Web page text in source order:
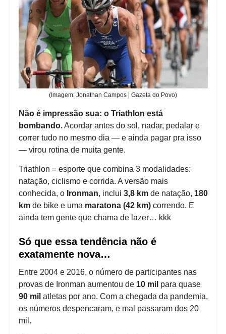
(Imagem: Jonathan Campos | Gazeta do Povo)
Não é impressão sua: o Triathlon está
bombando.Acordar antes do sol, nadar, pedalar e
correr tudo no mesmo dia — e ainda pagar pra isso
— virou rotina de muita gente.
Triathlon = esporte que combina 3 modalidades:
natação, ciclismo e corrida. A versão mais
conhecida, o Ironman, inclui 3,8 km de natação, 180
km de bike e uma maratona (42 km) correndo. E
ainda tem gente que chama de lazer… kkk
Só que essa tendência não é
exatamente nova…
Entre 2004 e 2016, o número de participantes nas
provas de Ironman aumentou de 10 mil para quase
90 mil atletas por ano. Com a chegada da pandemia,
os números despencaram, e mal passaram dos 20
mil.